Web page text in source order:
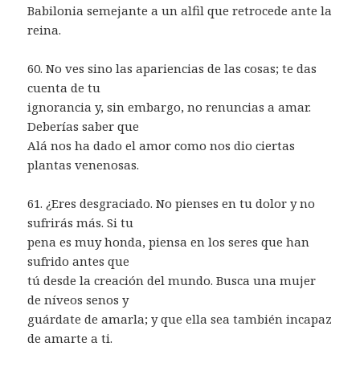
Babilonia semejante a un alfil que retrocede ante la
reina.
60. No ves sino las apariencias de las cosas; te das
cuenta de tu
ignorancia y, sin embargo, no renuncias a amar.
Deberías saber que
Alá nos ha dado el amor como nos dio ciertas
plantas venenosas.
61. ¿Eres desgraciado. No pienses en tu dolor y no
sufrirás más. Si tu
pena es muy honda, piensa en los seres que han
sufrido antes que
tú desde la creación del mundo. Busca una mujer
de níveos senos y
guárdate de amarla; y que ella sea también incapaz
de amarte a ti.